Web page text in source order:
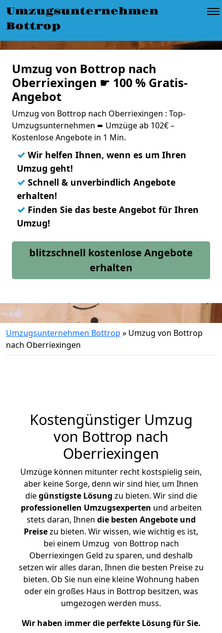
Umzugsunternehmen
Bottrop
Umzug von Bottrop nach
Oberriexingen ☛ 100 % Gratis-
Angebot
Umzug von Bottrop nach Oberriexingen : Top-
Umzugsunternehmen ➨ Umzüge ab 102€ –
Kostenlose Angebote in 1 Min.
✓ Wir helfen Ihnen, wenn es um Ihren
Umzug geht!
✓ Schnell & unverbindlich Angebote
erhalten!
✓ Finden Sie das beste Angebot für Ihren
Umzug!
blitzschnell kostenlose Angebote
erhalten
Umzugsunternehmen Bottrop » Umzug von Bottrop
nach Oberriexingen
Kostengünstiger Umzug
von Bottrop nach
Oberriexingen
Umzüge können mitunter recht kostspielig sein,
aber keine Sorge, denn wir sind hier, um Ihnen
diegünstigste Lösung zu bieten. Wir sind die
professionellen Umzugsexperten und arbeiten
stets daran, Ihnen die besten Angebote und
Preisezu bieten. Wir wissen, wie wichtig es ist,
bei einem Umzug von Bottrop nach
Oberriexingen Geld zu sparen, und deshalb
setzen wir alles daran, Ihnen die besten Preise zu
bieten. Ob Sie nun eine kleine Wohnung haben
oder ein großes Haus in Bottrop besitzen, was
umgezogen werden muss.
Wir haben immer die perfekte Lösung für Sie.